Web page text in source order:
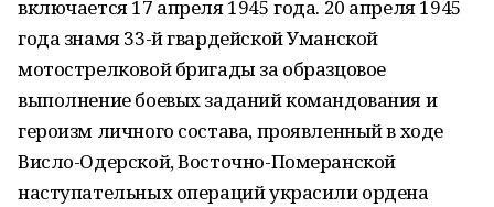
включается 17 апреля 1945 года. 20 апреля 1945
года знамя 33-й гвардейской Уманской
мотострелковой бригады за образцовое
выполнение боевых заданий командования и
героизм личного состава, проявленный в ходе
Висло-Одерской, Восточно-Померанской
наступательных операций украсили ордена